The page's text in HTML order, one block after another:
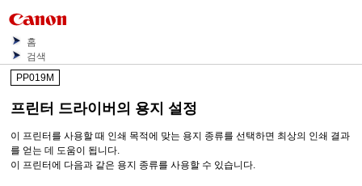
홈
검색
PP019M
프린터 드라이버의 용지 설정
이 프린터 를 사용할 때 인쇄 목적에 맞는 용지 종류를 선택하면 최상의 인쇄 결과
를 얻는 데 도움이 됩니다.
이 프린터에 다음과 같은 용지 종류를 사용할 수 있습니다.